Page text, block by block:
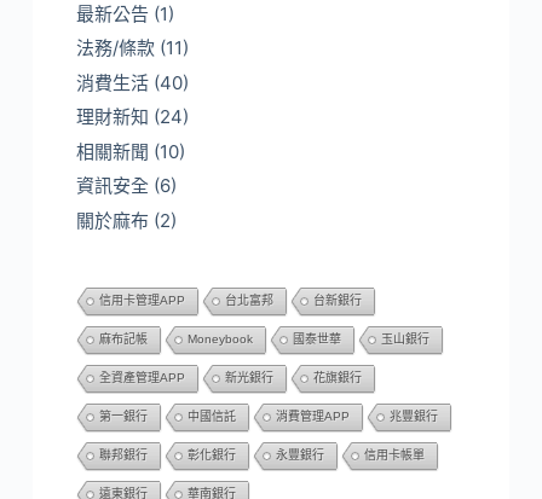
最新公告(1)
法務/條款(11)
消費生活(40)
理財新知 (24)
相關新聞 (10)
資訊安全(6)
關於麻布 (2)
信用卡管理APP 台北富邦 台新銀行
麻布記帳 Moneybook 國泰世華 玉山銀行
全資產管理APP 新光銀行 花旗銀行
第一銀行 中國信託 消費管理APP 兆豐銀行
聯邦銀行 彰化銀行 永豐銀行 信用卡帳單
遠東銀行 華南銀行